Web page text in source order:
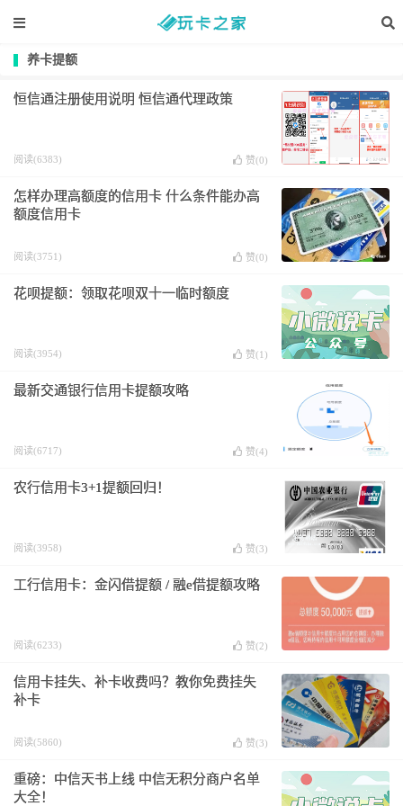
养卡提额
恒信通注册使用说明 恒信通代理政策
阅读(6383) 赞(0)
怎样办理高额度的信用卡 什么条件能办高
额度信用卡
阅读(3751) 赞(0)
花呗提额：领取花呗双十一临时额度
阅读(3954) 赞(1 )
最新交通银行信用卡提额攻略
阅读(6717) 赞(4)
农行信用卡3+1提额回归！
阅读(3958) 赞(3)
工行信用卡：金闪借提额 / 融e借提额攻略
阅读(6233) 赞(2)
信用卡挂失、补卡收费吗？教你免费挂失
补卡
阅读(5860) 赞(3)
重磅：中信天书上线 中信无积分商户名单
大全！